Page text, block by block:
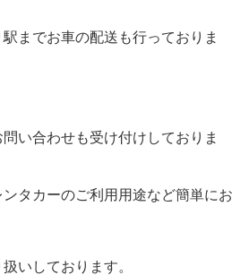
までお車の配送も行っておりま
い合わせも受け付けしておりま
タカーのご利用用途など簡単にお
いしております。